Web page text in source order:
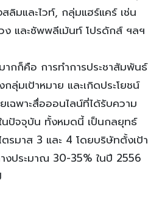
ลิมและไวท์, กลุ่มแฮร์แคร์ เช่น
และซัพพลีเม้นท์ โปรดักส์ ฯลฯ
กก็คือ การทำการประชาสัมพันธ์
ลุ่มเป้าหมาย และเกิดประโยชน์
ฉพาะสื่อออนไลน์ที่ได้รับความ
นปัจจุบัน ทั้งหมดนี้ เป็นกลยุทธ์
ตรมาส 3 และ 4 โดยบริษัทตั้งเป้า
งประมาณ 30-35% ในปี 2556